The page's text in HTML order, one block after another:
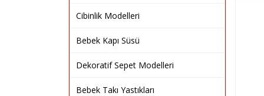
Cibinlik Modelleri
Bebek Kapı Süsü
Dekoratif Sepet Modelleri
Bebek Takı Yastıkları